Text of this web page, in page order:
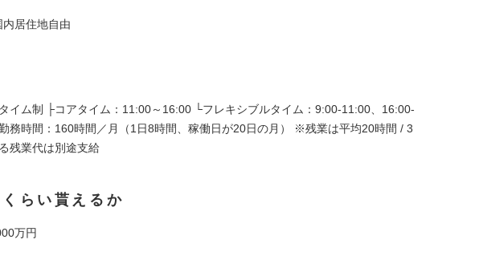
居住地自由
イム制 ├コアタイム：11:00～16:00 └フレキシブルタイム：9:00-11:00、16:00-
務時間：160時間／月（1日8時間、稼働日が20日の月） ※残業は平均20時間 / 3
残業代は別途支給
らい貰えるか
万円